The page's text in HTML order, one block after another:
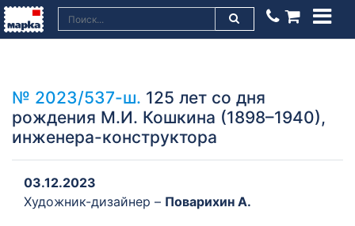
№ 2023/537-ш. 125 лет со дня
рождения М.И. Кошкина (1898–1940),
инженера-конструктора
03.12.2023
Художник-дизайнер – Поварихин А.